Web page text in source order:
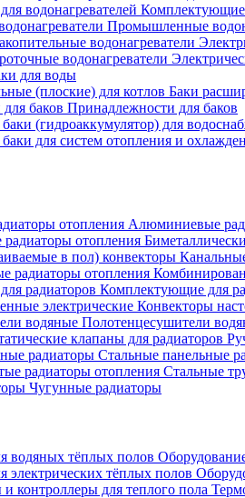
Комплектующие
Промышленные
для воды
Баки
Принадлежности для баков
Алюминиевые
Комплектующие для
Конвекторы
Полотенцесушители
Стальные панельные
Стальные
Чугунные радиаторы